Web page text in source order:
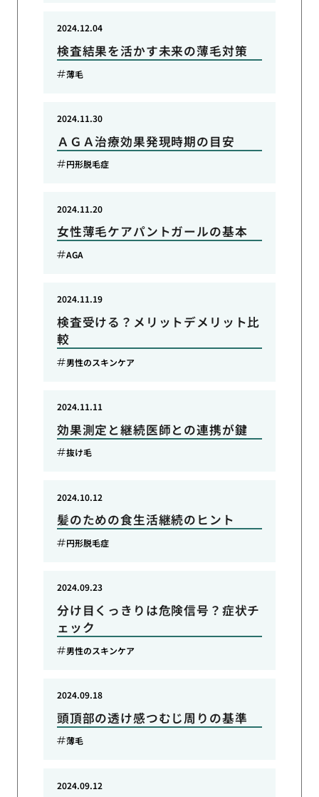
検査結果を活かす未来の薄毛対策
2024.12.04
薄毛
ＡＧＡ治療効果発現時期の目安
2024.11.30
円形脱毛症
女性薄毛ケアパントガールの基本
2024.11.20
AGA
検査受ける？メリットデメリット比
較
2024.11.19
男性のスキンケア
効果測定と継続医師との連携が鍵
2024.11.11
抜け毛
髪のための食生活継続のヒント
2024.10.12
円形脱毛症
分け目くっきりは危険信号？症状チ
ェック
2024.09.23
男性のスキンケア
頭頂部の透け感つむじ周りの基準
2024.09.18
薄毛
2024.09.12